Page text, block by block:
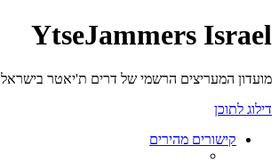
YtseJammers Israel
מועדון המעריצים הרשמי של דרים ת'יאטר בישראל
דילוג לתוכן
קישורים מהירים